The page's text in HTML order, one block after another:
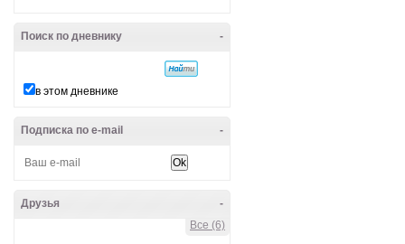
-
Поиск по дневнику
в этом дневнике
-
Подписка по e-mail
-
Друзья
Все (6)